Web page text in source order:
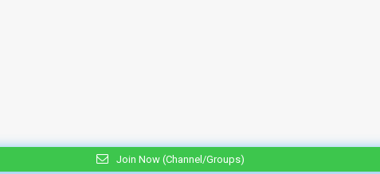
Join Now (Channel/Groups)